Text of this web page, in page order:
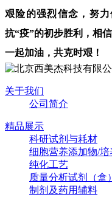
艰险的强烈信念，努
抗“疫”的初步胜利，相
一起加油 ，共克时艰！
关于我们
公司简介
精品展示
科研试剂与耗材
细胞营养添加物/
纯化工艺
质量分析试剂（盒）
制剂及药用辅料